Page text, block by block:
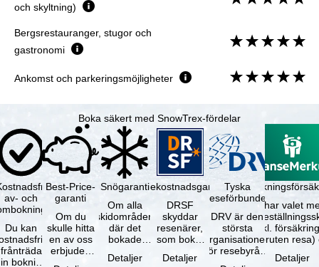
och skyltning)
Bergsrestauranger, stugor och
gastronomi
Ankomst och parkeringsmöjligheter
Boka säkert med SnowTrex-fördelar
av- och
Du kan
frånträda
bokning
Best-Price-
garanti
Om du
skulle hitta
en av oss
erbjuden
Snögaranti
Om alla
skidområden
där det
bokade
gäller –
Detaljer
Resekostnadsgaranti
DRSF
skyddar
resenärer,
som bokat
paketresa
Detaljer
Tyska
reseförbundet
DRV är den
största
organisationen
för resebyråer
Du har valet
(inkl.
avbruten resa)
Detaljer